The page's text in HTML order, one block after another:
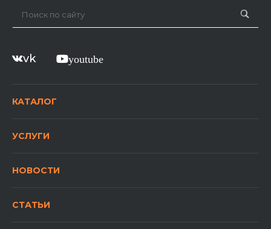
vk youtube
КАТАЛОГ
УСЛУГИ
НОВОСТИ
СТАТЬИ